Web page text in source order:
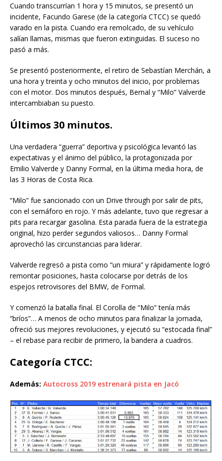
Cuando transcurrían 1 hora y 15 minutos, se presentó un
incidente, Facundo Garese (de la categoría CTCC) se quedó
varado en la pista. Cuando era remolcado, de su vehículo
salían llamas, mismas que fueron extinguidas. El suceso no
pasó a más.
Se presentó posteriormente, el retiro de Sebastían Merchán, a
una hora y treinta y ocho minutos del inicio, por problemas
con el motor. Dos minutos después, Bernal y “Milo” Valverde
intercambiaban su puesto.
Últimos 30 minutos.
Una verdadera “guerra” deportiva y psicológica levantó las
expectativas y el ánimo del público, la protagonizada por
Emilio Valverde y Danny Formal, en la última media hora, de
las 3 Horas de Costa Rica.
“Milo” fue sancionado con un Drive through por salir de pits,
con el semáforo en rojo. Y más adelante, tuvo que regresar a
pits para recargar gasolina. Esta parada fuera de la estrategia
original, hizo perder segundos valiosos… Danny Formal
aprovechó las circunstancias para liderar.
Valverde regresó a pista como “un miura” y rápidamente logró
remontar posiciones, hasta colocarse por detrás de los
espejos retrovisores del BMW, de Formal.
Y comenzó la batalla final. El Corolla de “Milo” tenía más
“bríos”… A menos de ocho minutos para finalizar la jornada,
ofreció sus mejores revoluciones, y ejecutó su “estocada final”
– el rebase para recibir de primero, la bandera a cuadros.
Categoría CTCC:
Además: Autocross 2019 estrenará pista en Jacó